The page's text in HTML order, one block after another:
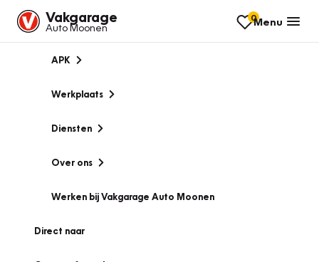
Vakgarage
Auto Moonen
0Menu
APK
Werkplaats
Diensten
Over ons
Werken bij Vakgarage Auto Moonen
Direct naar